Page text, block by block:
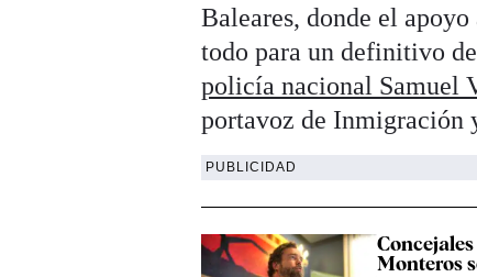
Baleares, donde el apoyo
todo para un definitivo
policía nacional Samuel
portavoz de Inmigración
PUBLICIDAD
Monteros